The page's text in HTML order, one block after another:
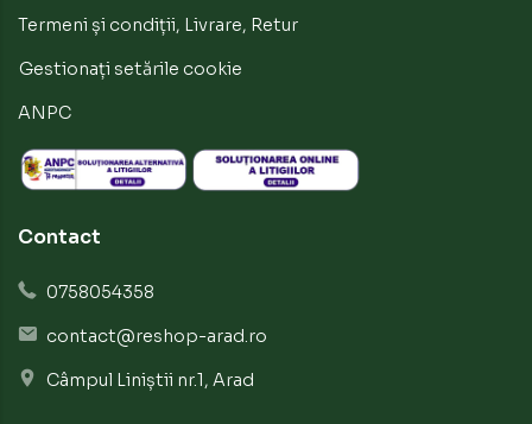
Termeni și condiții, Livrare, Retur
Gestionați setările cookie
ANPC
Contact
0758054358
contact@reshop-arad.ro
Câmpul Liniștii nr.1, Arad